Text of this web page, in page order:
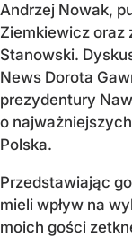
Andrzej Nowak,
Ziemkiewicz oraz
Stanowski.
News Dorota
prezydentury
o
Polska.
Przedstawiając
mieli wpływ na
moich gości